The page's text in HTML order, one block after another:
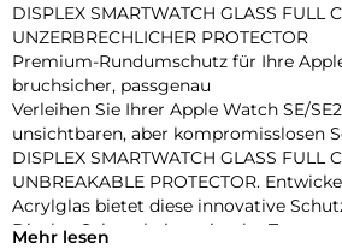
DISPLEX SMARTWATCH GLASS FULL
UNZERBRECHLICHER PROTECTOR
Premium-Rundumschutz für Ihre
bruchsicher, passgenau
Verleihen Sie Ihrer Apple Watch SE/
unsichtbaren, aber kompromisslosen
DISPLEX SMARTWATCH GLASS FULL
UNBREAKABLE PROTECTOR.
Acrylglas bietet diese innovative
Display-Schutz bei maximaler
Mehr lesen